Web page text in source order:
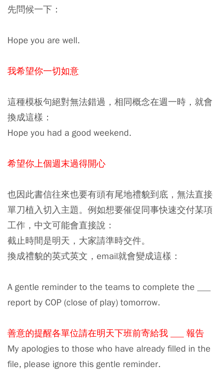
先問候一下：
Hope you are well.
我希望你一切如意
這種模板句絕對無法錯過，相同概念在週一時，就會
換成這樣：
Hope you had a good weekend.
希望你上個週末過得開心
也因此書信往來也要有頭有尾地禮貌到底，無法直接
單刀植入切入主題。例如想要催促同事快速交付某項
工作，中文可能會直接說：
截止時間是明天，大家請準時交件。
換成禮貌的英式英文，email就會變成這樣：
A gentle reminder to the teams to complete the ___
report by COP (close of play) tomorrow.
善意的提醒各單位請在明天下班前寄給我 ___ 報告
My apologies to those who have already filled in the
file, please ignore this gentle reminder.